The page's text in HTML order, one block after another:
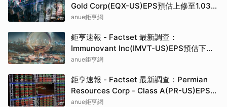
Gold Corp(EQX-US)EPS預估上修至1.03
元，預估目標價為16.03元
anue鉅亨網
鉅亨速報 - Factset 最新調查：
Immunovant Inc(IMVT-US)EPS預估下修
至-2.7元，預估目標價為48.50元
anue鉅亨網
鉅亨速報 - Factset 最新調查：Permian
Resources Corp - Class A(PR-US)EPS預
估上修至1.7元，預估目標價為25.00元
anue鉅亨網